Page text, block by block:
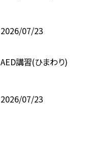
2026/07/23
AED講習(ひまわり)
2026/07/23